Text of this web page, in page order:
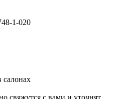
1-020
салонах
свяжутся с вами и уточнят